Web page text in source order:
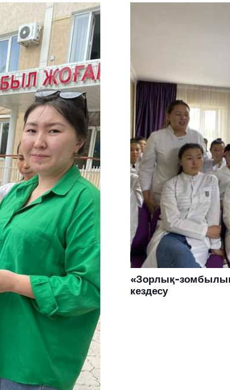
«Зорлық-
кездесу